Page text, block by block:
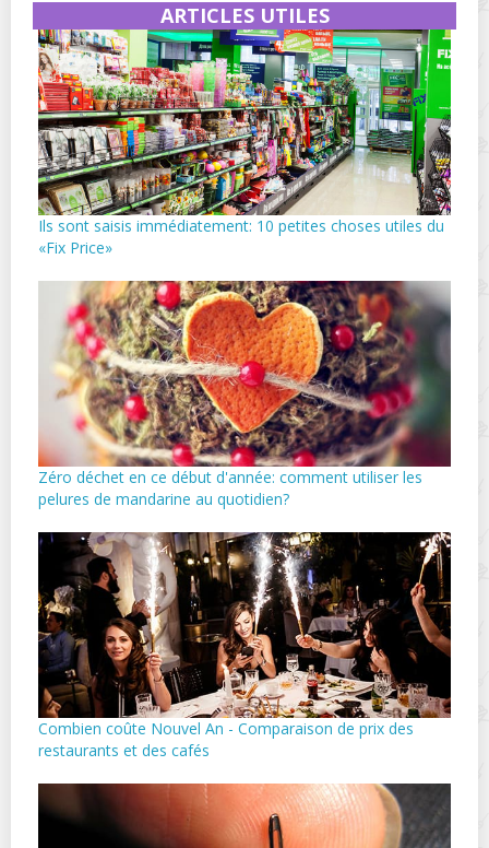
ARTICLES UTILES
Ils sont saisis immédiatement: 10 petites choses utiles du
«Fix Price»
Zéro déchet en ce début d'année: comment utiliser les
pelures de mandarine au quotidien?
Combien coûte Nouvel An - Comparaison de prix des
restaurants et des cafés